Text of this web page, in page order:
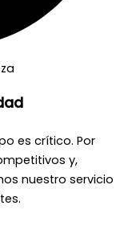
es crítico. Por
y,
nuestro servicio